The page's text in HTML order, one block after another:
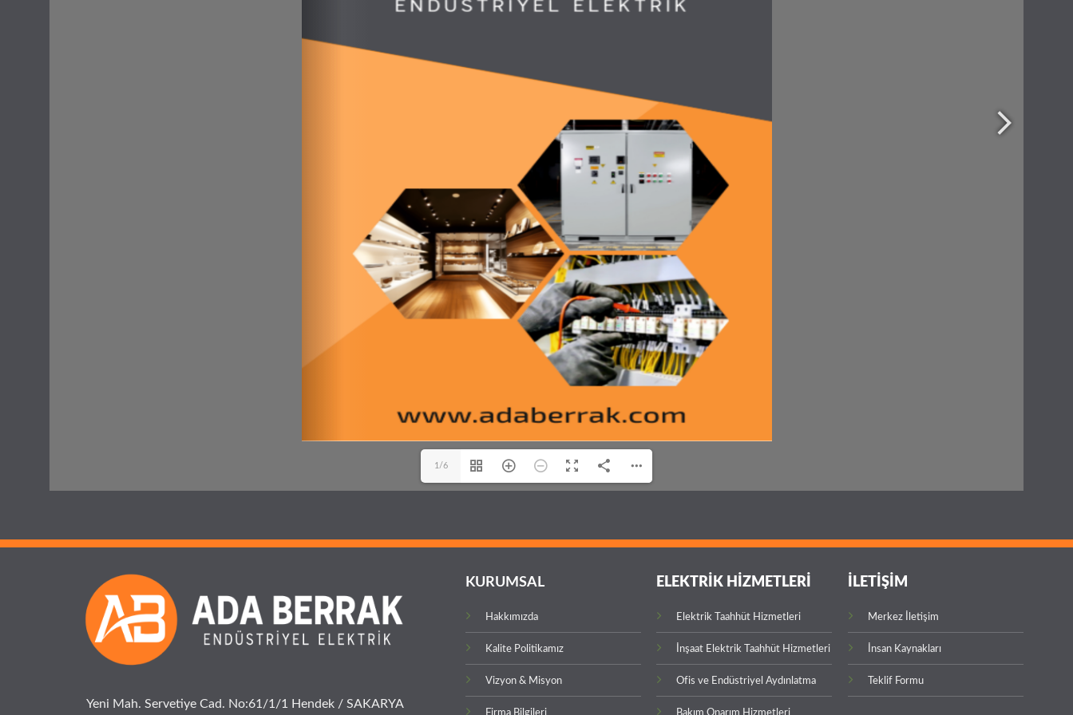
1/6
Yeni Mah. Servetiye Cad. No:61/1/1 Hendek / SAKARYA
KURUMSAL
Hakkımızda
Kalite Politikamız
Vizyon & Misyon
ELEKTRİK HİZMETLERİ
Elektrik Taahhüt Hizmetleri
İnşaat Elektrik Taahhüt Hizmetleri
Ofis ve Endüstriyel Aydınlatma
İLETİŞİM
Merkez İletişim
İnsan Kaynakları
Teklif Formu